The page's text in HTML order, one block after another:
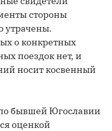
стороны
утрачены.
о конкретных
поездок нет, и
носит косвенный
бывшей Югославии
оценкой